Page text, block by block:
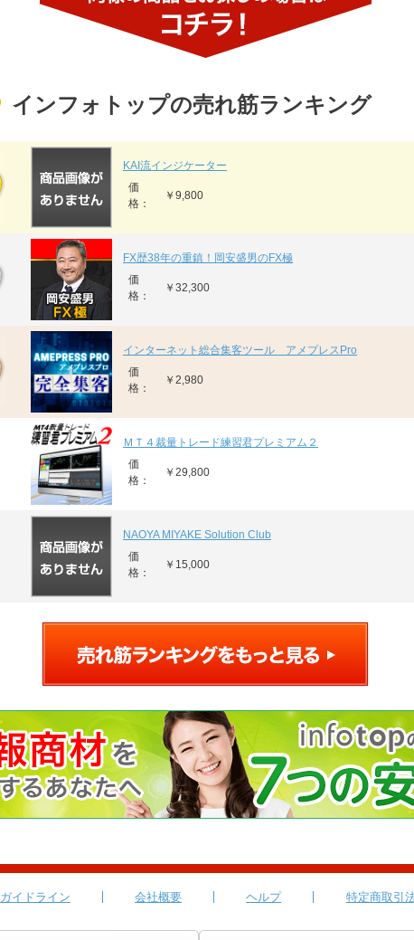
インフォトップの売れ筋ランキング
KAI流インジケーター
価
格：
￥9,800
FX歴38年の重鎮！岡安盛男のFX極
価
格：
￥32,300
インターネット総合集客ツール アメプレスPro
価
格：
￥2,980
ＭＴ４裁量トレード練習君プレミアム２
価
格：
￥29,800
NAOYA MIYAKE Solution Club
価
格：
￥15,000
ガイドライン 会社概要 ヘルプ 特定商取引